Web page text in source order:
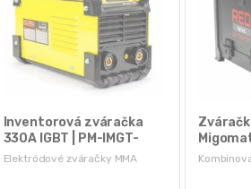
Elektródové zváračky MMA
Inventorová zváračka
330A IGBT | PM-IMGT-
330S LCD
TIG